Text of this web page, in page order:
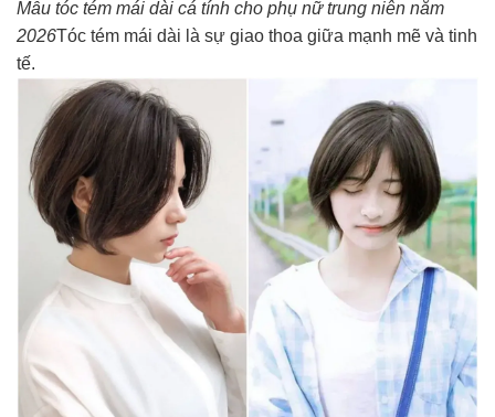
Mẫu tóc tém mái dài cá tính cho phụ nữ trung niên năm
2026Tóc tém mái dài là sự giao thoa giữa mạnh mẽ và tinh
tế.